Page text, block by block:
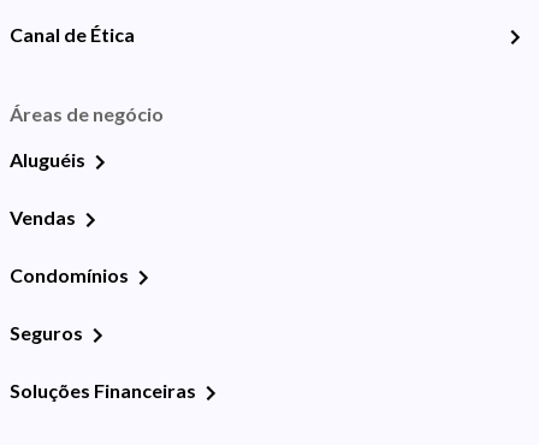
Canal de Ética
Áreas de negócio
Aluguéis
Vendas
Condomínios
Seguros
Soluções Financeiras